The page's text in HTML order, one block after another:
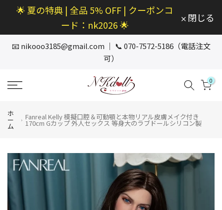
へ
ス
🌟 夏の特典 | 全品 5% OFF | クーポンコ
ード：nk2026 🌟
閉じる
📧 nikooo3185@gmail.com ｜ 📞 070-7572-5186（電話注文
可）
0
ホ
ー
ム
Fanreal Kelly 模擬口腔＆可動顎と本物リアル皮膚メイク付き
170cm Gカップ 外人セックス 等身大のラブドールシリコン製